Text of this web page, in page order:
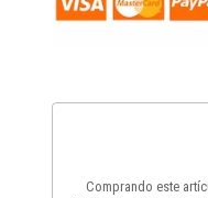
Comprando este